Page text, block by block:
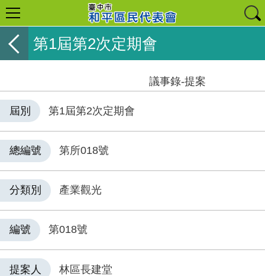
第1屆第2次定期會
議事錄-提案
屆別 第1屆第2次定期會
總編號 第所018號
分類別 產業觀光
編號 第018號
提案人 林區長建堂